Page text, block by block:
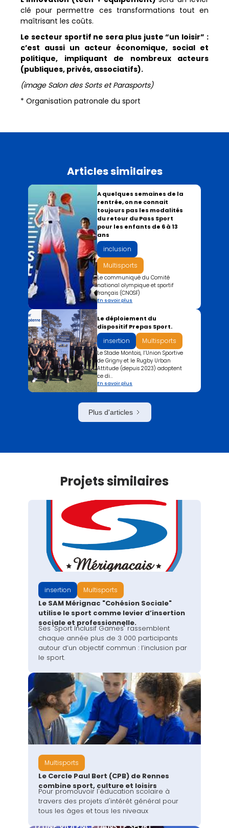
clé pour permettre ces transformations tout en
maîtrisant les coûts.
Le secteur sportif ne sera plus juste “un loisir” :
c’est aussi un acteur économique, social et
politique, impliquant de nombreux acteurs
(publiques, privés, associatifs).
(image Salon des Sorts et Parasports)
* Organisation patronale du sport
Articles similaires
A quelques semaines de la
rentrée, on ne connait
toujours pas les modalités
du retour du Pass Sport
pour les enfants de 6 à 13
ans
inclusion
Multisports
Le communiqué du Comité
national olympique et sportif
français (CNOSF)
En savoir plus
Le déploiement du
dispositif Prepas Sport.
insertion Multisports
Le Stade Montois, l’Union Sportive
de Grigny et le Rugby Urban
Attitude (depuis 2023) adoptent
ce di...
En savoir plus
Plus d'articles
Projets similaires
insertion Multisports
Le SAM Mérignac "Cohésion Sociale"
utilise le sport comme levier d’insertion
sociale et professionnelle.
Ses "Sport Inclusif Games" rassemblent
chaque année plus de 3 000 participants
autour d’un objectif commun : l’inclusion par
le sport.
Multisports
Le Cercle Paul Bert (CPB) de Rennes
combine sport, culture et loisirs
Pour promouvoir l'éducation scolaire à
travers des projets d'intérêt général pour
tous les âges et tous les niveaux